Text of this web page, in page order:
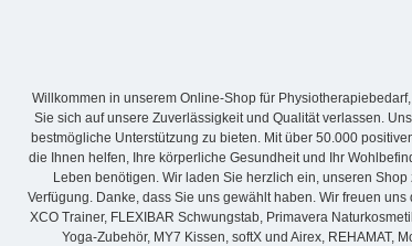
Willkommen in unserem Online-Shop für
Sie sich auf unsere Zuverlässigkeit und Qualität verlassen.
bestmögliche Unterstützung zu bieten. Mit über 50.000
die Ihnen helfen, Ihre körperliche Gesundheit und Ihr
Leben benötigen. Wir laden Sie herzlich ein, unseren
Verfügung. Danke, dass Sie uns gewählt haben. Wir freuen
XCO Trainer, FLEXIBAR Schwungstab, Primavera
Yoga-Zubehör, MY7 Kissen, softX und Airex, REHAMAT,